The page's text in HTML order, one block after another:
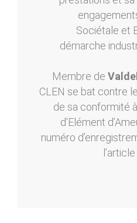
Sociétale et
démarche
Membre de
CLEN se bat contre
de sa conformité
d’Elément
numéro